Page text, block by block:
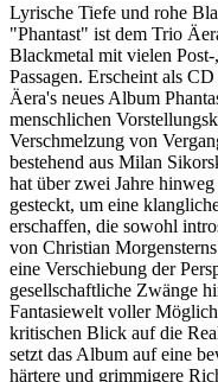
Lyrische Tiefe und rohe
"Phantast" ist dem Trio
Blackmetal mit vielen
Passagen. Erscheint als
Äera's neues Album
menschlichen
Verschmelzung von
bestehend aus Milan
hat über zwei Jahre
gesteckt, um eine
erschaffen, die sowohl
von Christian
eine Verschiebung der
gesellschaftliche Zwänge
Fantasiewelt voller
kritischen Blick auf die
setzt das Album auf eine
härtere und grimmigere